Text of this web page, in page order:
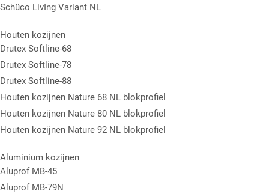
Schüco LivIng Variant NL
Houten kozijnen
Drutex Softline-68
Drutex Softline-78
Drutex Softline-88
Houten kozijnen Nature 68 NL blokprofiel
Houten kozijnen Nature 80 NL blokprofiel
Houten kozijnen Nature 92 NL blokprofiel
Aluminium kozijnen
Aluprof MB-45
Aluprof MB-79N